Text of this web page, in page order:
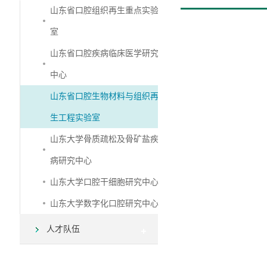
山东省口腔组织再生重点实验
室
山东省口腔疾病临床医学研究
中心
山东省口腔生物材料与组织再
生工程实验室
山东大学骨质疏松及骨矿盐疾
病研究中心
山东大学口腔干细胞研究中心
山东大学数字化口腔研究中心
人才队伍